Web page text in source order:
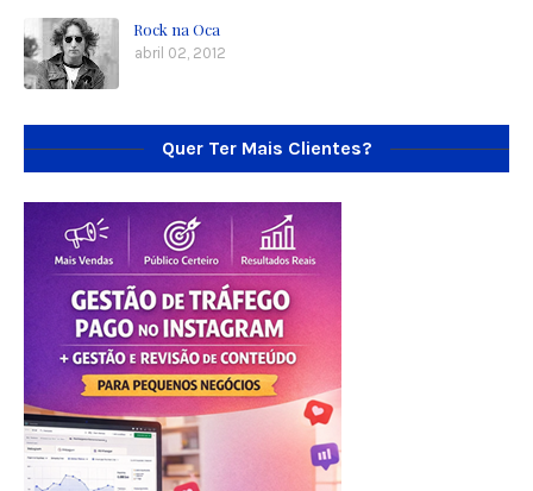
Rock na Oca
abril 02, 2012
Quer Ter Mais Clientes?